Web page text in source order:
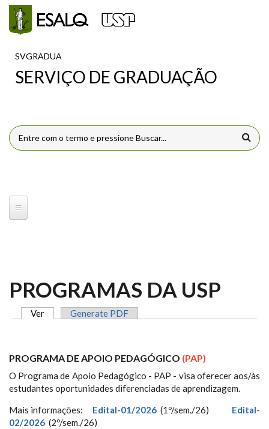
Pular para o conteúdo principal
SVGRADUA
SERVIÇO DE GRADUAÇÃO
FORMULÁRIO DE BUSCA
PROGRAMAS DA USP
Ver (aba ativa)Generate PDF
PROGRAMA DE APOIO PEDAGÓGICO (PAP)
O Programa de Apoio Pedagógico - PAP - visa oferecer aos/às
estudantes oportunidades diferenciadas de aprendizagem.
Mais informações: Edital-01/2026 (1º/sem./26) Edital-
02/2026 (2º/sem./26)